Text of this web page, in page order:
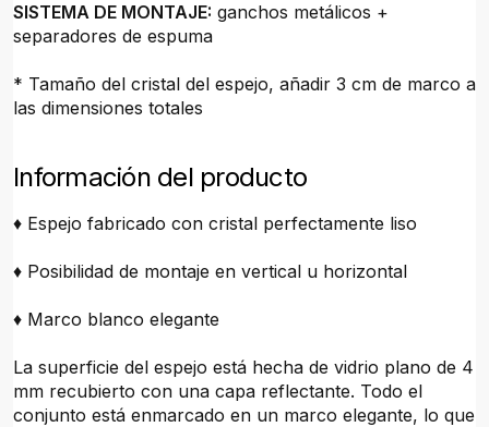
SISTEMA DE MONTAJE: ganchos metálicos +
separadores de espuma
* Tamaño del cristal del espejo, añadir 3 cm de marco a
las dimensiones totales
Información del producto
♦ Espejo fabricado con cristal perfectamente liso
♦ Posibilidad de montaje en vertical u horizontal
♦ Marco blanco elegante
La superficie del espejo está hecha de vidrio plano de 4
mm recubierto con una capa reflectante. Todo el
conjunto está enmarcado en un marco elegante, lo que